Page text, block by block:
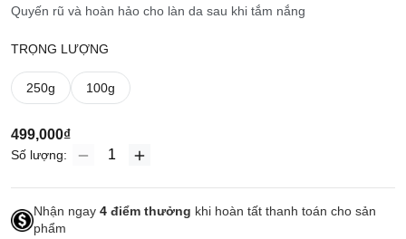
Quyến rũ và hoàn hảo cho làn da sau khi tắm nắng
TRỌNG LƯỢNG
250g 100g
499,000₫
Số lượng:
Nhận ngay 4 điểm thưởng khi hoàn tất thanh toán cho sản
phẩm